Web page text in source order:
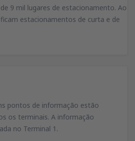
9 mil lugares de estacionamento. Ao
estacionamentos de curta e de
pontos de informação estão
os terminais. A informação
no Terminal 1.